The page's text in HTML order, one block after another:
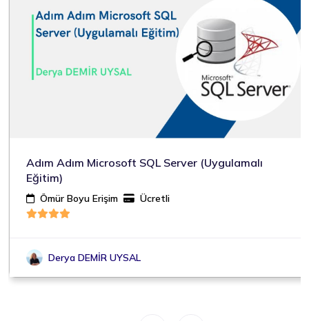
ISO 14064-1 Karbon Ayak İzi